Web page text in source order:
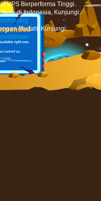
VPS Berperforma Tinggi.
di Indonesia, Kunjungi:
hosting
Mudah, Kunjungi:
domain